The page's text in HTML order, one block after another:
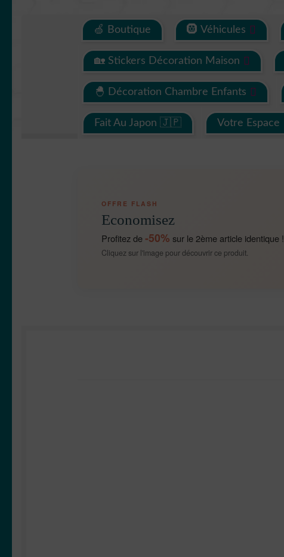
🍏 Boutique 🛞 Véhicules
🏡 Stickers Décoration Maison
🐣 Décoration Chambre Enfants
Fait Au Japon 🇯🇵 Votre Espace
OFFRE FLASH
Economisez
Profitez de-50% sur le 2ème article identique !
Cliquez sur l'image pour découvrir ce produit.